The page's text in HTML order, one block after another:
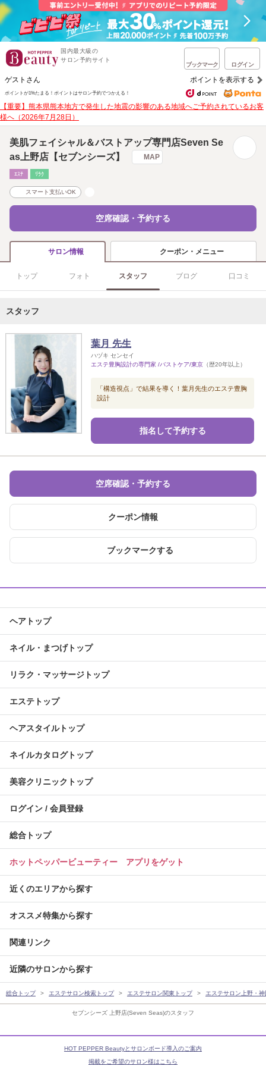
国内最大級の
サロン予約サイト
ブックマーク ログイン
ゲストさん ポイントを表示する
ポイントが1%たまる！ ポイントはサロン予約でつかえる！
【重要】熊本県熊本地方で発生した地震の影響のある地域へご予約されているお客
様へ（2026年7月28日）
セブンシーズ 上野店(Seven Seas)のスタッフ
美肌フェイシャル＆バストアップ専門店Seven Se
as上野店【セブンシーズ】
MAP
ｴｽﾃ ﾘﾗｸ
スマート支払いOK
空席確認・予約する
サロン情報 クーポン・メニュー
トップ フォト スタッフ ブログ 口コミ
スタッフ
葉月 先生
ハヅキ センセイ
エステ豊胸設計の専門家 /バストケア/東京 （歴20年以上）
「構造視点」で結果を導く！葉月先生のエステ豊胸
設計
指名して予約する
空席確認・予約する
クーポン情報
ブックマークする
ヘアトップ
ネイル・まつげトップ
リラク・マッサージトップ
エステトップ
ヘアスタイルトップ
ネイルカタログトップ
美容クリニックトップ
ログイン / 会員登録
総合トップ
ホットペッパービューティー アプリをゲット
近くのエリアから探す
オススメ特集から探す
関連リンク
近隣のサロンから探す
総合トップ エステサロン検索トップ エステサロン関東トップ エステサロン上野・
HOT PEPPER Beautyとサロンボード導入のご案内
掲載をご希望のサロン様はこちら